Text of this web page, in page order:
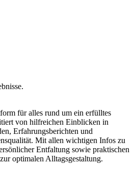
für alles rund um ein erfülltes
von hilfreichen Einblicken in
Erfahrungsberichten und
Mit allen wichtigen Infos zu
Entfaltung sowie praktischen
optimalen Alltagsgestaltung.